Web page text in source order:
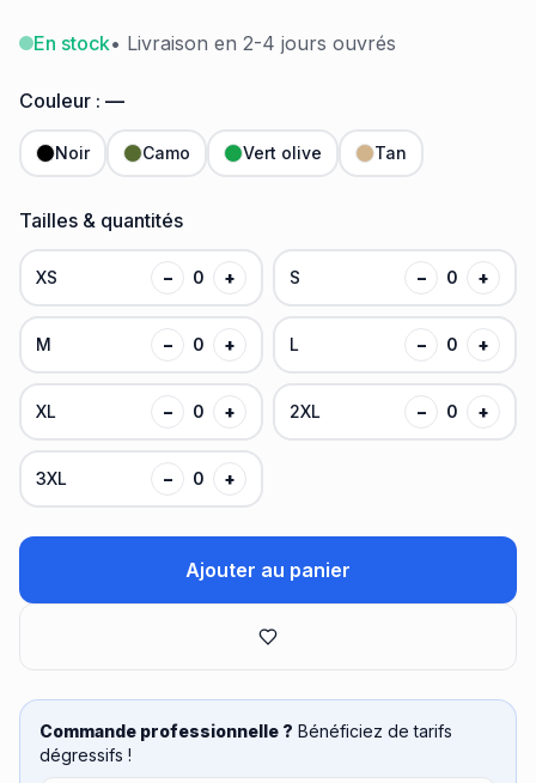
En stock• Livraison en 2-4 jours ouvrés
Couleur : —
Noir Camo Vert olive Tan
Tailles & quantités
XS − 0 + S − 0 +
M − 0 + L − 0 +
XL − 0 + 2XL − 0 +
3XL − 0 +
Ajouter au panier
Commande professionnelle ? Bénéficiez de tarifs
dégressifs !